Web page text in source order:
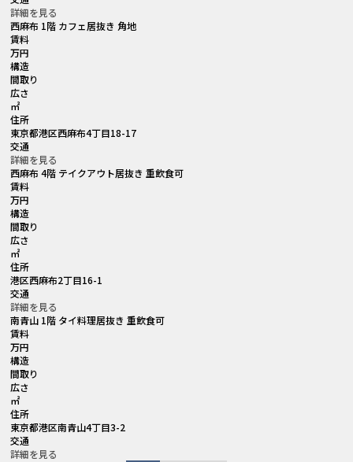
詳細を見る
西麻布 1階 カフェ居抜き 角地
賃料
万円
構造
間取り
広さ
㎡
住所
東京都港区西麻布4丁目18-17
交通
詳細を見る
西麻布 4階 テイクアウト居抜き 重飲食可
賃料
万円
構造
間取り
広さ
㎡
住所
港区西麻布2丁目16-1
交通
詳細を見る
南青山 1階 タイ料理居抜き 重飲食可
賃料
万円
構造
間取り
広さ
㎡
住所
東京都港区南青山4丁目3-2
交通
詳細を見る